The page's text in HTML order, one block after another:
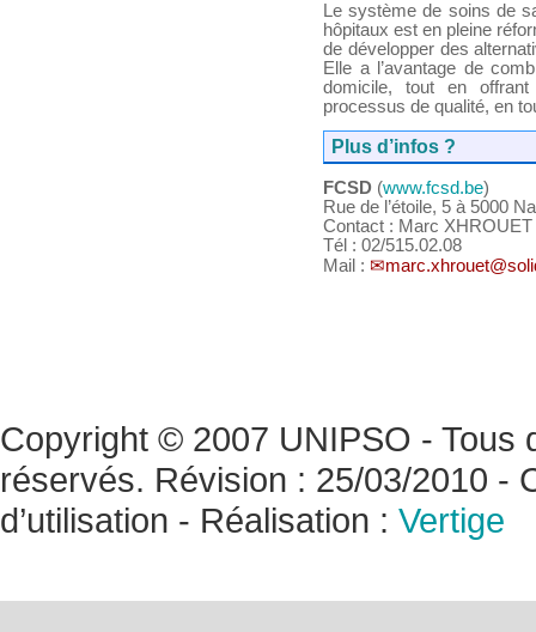
Le système de soins de
hôpitaux est en pleine
de développer des
Elle a l’avantage de
domicile, tout en
processus de qualité, en
Plus d’infos ?
FCSD (www.fcsd.be)
Rue de l’étoile, 5 à 5000
Contact : Marc XHROUET
Tél : 02/515.02.08
Mail :
Copyright © 2007 UNIPSO - Tous
réservés. Révision : 25/03/2010 -
d’utilisation - Réalisation : Vertige